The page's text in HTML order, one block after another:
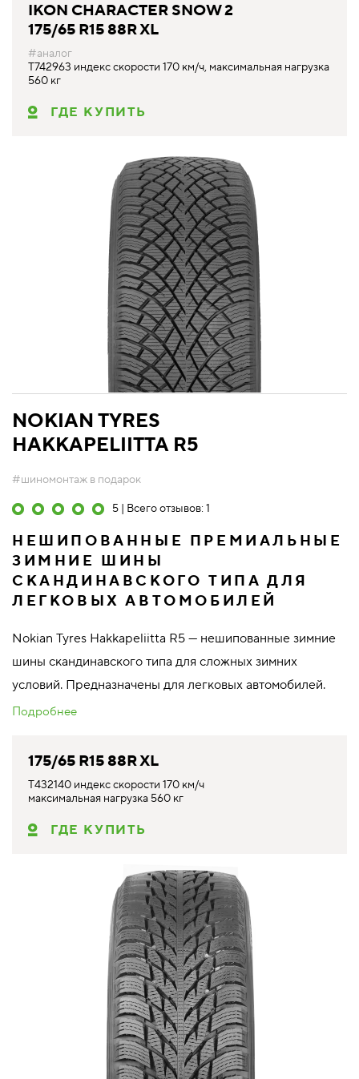
IKON CHARACTER SNOW 2
175/65 R15 88R XL
#аналог
T742963 индекс скорости 170 км/ч, максимальная нагрузка
560 кг
ГДЕ КУПИТЬ
NOKIAN TYRES
HAKKAPELIITTA R5
#шиномонтаж в подарок
5 | Всего отзывов: 1
НЕШИПОВАННЫЕ ПРЕМИАЛЬНЫЕ
ЗИМНИЕ ШИНЫ
СКАНДИНАВСКОГО ТИПА ДЛЯ
ЛЕГКОВЫХ АВТОМОБИЛЕЙ
Nokian Tyres Hakkapeliitta R5 — нешипованные зимние
шины скандинавского типа для сложных зимних
условий. Предназначены для легковых автомобилей.
Подробнее
175/65 R15 88R XL
T432140 индекс скорости 170 км/ч
максимальная нагрузка 560 кг
ГДЕ КУПИТЬ